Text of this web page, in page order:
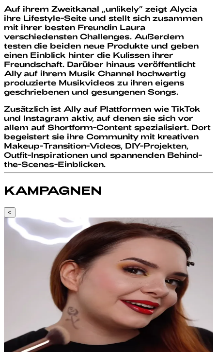
Auf ihrem Zweitkanal „unlikely” zeigt Alycia
ihre Lifestyle-Seite und stellt sich zusammen
mit ihrer besten Freundin Laura
verschiedensten Challenges. Außerdem
testen die beiden neue Produkte und geben
einen Einblick hinter die Kulissen ihrer
Freundschaft. Darüber hinaus veröffentlicht
Ally auf ihrem Musik Channel hochwertig
produzierte Musikvideos zu ihren eigens
geschriebenen und gesungenen Songs.
Zusätzlich ist Ally auf Plattformen wie TikTok
und Instagram aktiv, auf denen sie sich vor
allem auf Shortform-Content spezialisiert. Dort
begeistert sie ihre Community mit kreativen
Makeup-Transition-Videos, DIY-Projekten,
Outfit-Inspirationen und spannenden Behind-
the-Scenes-Einblicken.
KAMPAGNEN
<